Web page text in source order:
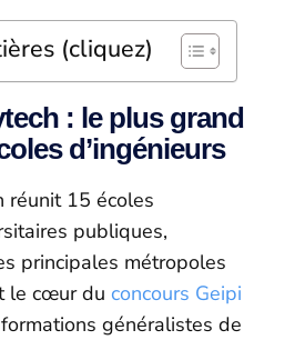
(cliquez)
: le plus grand
d’ingénieurs
réunit 15 écoles
publiques,
principales métropoles
le cœur duconcours Geipi
généralistes de